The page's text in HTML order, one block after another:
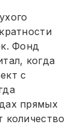
Фонд
когда
с
прямых
количество